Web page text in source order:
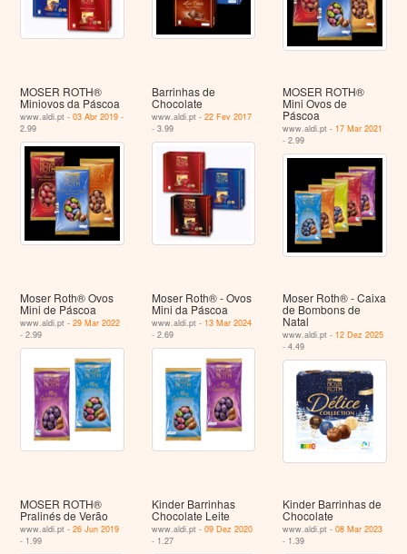
MOSER ROTH®
Miniovos da Páscoa
www.aldi.pt -03 Abr 2019 -
2.99
Barrinhas de
Chocolate
www.aldi.pt - 22 Fev 2017
- 3.99
MOSER ROTH®
Mini Ovos de
Páscoa
www.aldi.pt - 17 Mar 2021
- 2.99
Moser Roth® Ovos
Mini de Páscoa
www.aldi.pt -29 Mar 2022
- 2.99
Moser Roth® - Ovos
Mini da Páscoa
www.aldi.pt - 13 Mar 2024
- 2.69
Moser Roth® - Caixa
de Bombons de
Natal
www.aldi.pt - 12 Dez 2025
- 4.49
MOSER ROTH®
Pralinés de Verão
www.aldi.pt -26 Jun 2019
- 1.99
Kinder Barrinhas
Chocolate Leite
www.aldi.pt - 09 Dez 2020
- 1.27
Kinder Barrinhas de
Chocolate
www.aldi.pt -08 Mar 2023
- 1.39